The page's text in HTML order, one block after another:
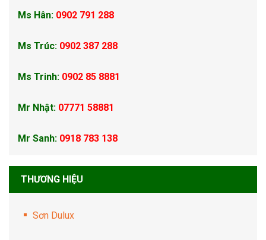
Ms Hân: 0902 791 288
Ms Trúc: 0902 387 288
Ms Trinh: 0902 85 8881
Mr Nhật: 07771 58881
Mr Sanh: 0918 783 138
THƯƠNG HIỆU
Sơn Dulux